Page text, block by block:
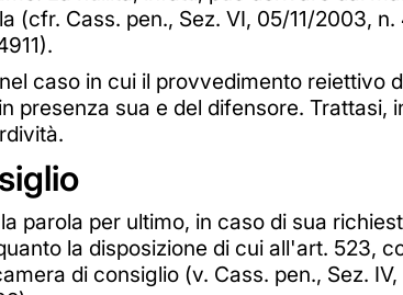
(cfr. Cass. pen., Sez. VI, 05/11/2003,
caso in cui il provvedimento reiettivo
presenza sua e del difensore. Trattasi,
parola per ultimo, in caso di sua
la disposizione di cui all'art. 523,
di consiglio (v. Cass. pen., Sez. IV,